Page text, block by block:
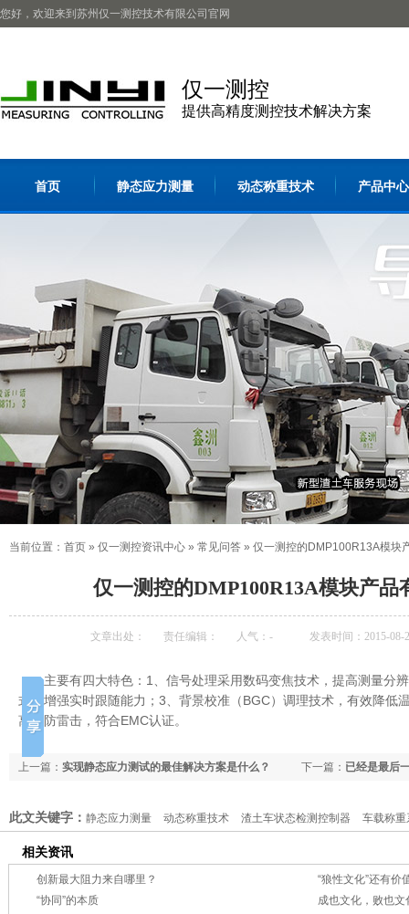
您好，欢迎来到苏州仅一测控技术有限公司官网
仅一测控
提供高精度测控技术解决方案
首页 静态应力测量 动态称重技术 产品中心
当前位置： 首页 » 仅一测控资讯中心 » 常见问答 » 仅一测控的DMP100R13A模块
仅一测控的DMP100R13A模块产品
文章出处： 责任编辑： 人气： - 发表时间：2015-08-
主要有四大特色：1、信号处理采用数码变焦技术，提高测量分
式，增强实时跟随能力；3、背景校准（BGC）调理技术，有效降低
离，防雷击，符合EMC认证。
下一篇： 已经是最后
上一篇： 实现静态应力测试的最佳解决方案是什么？
此文关键字： 静态应力测量 动态称重技术 渣土车状态检测控制器 车载称重
相关资讯
创新最大阻力来自哪里？
“狼性文化”还有价
“协同”的本质
成也文化，败也文